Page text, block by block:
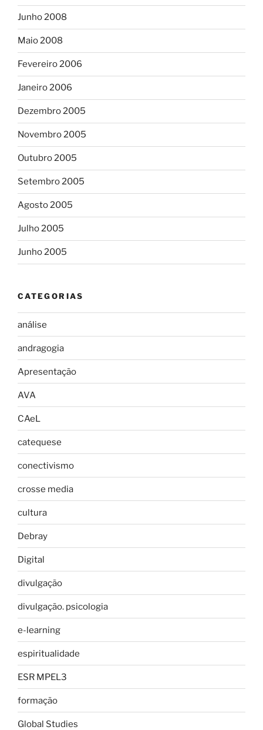
Junho 2008
Maio 2008
Fevereiro 2006
Janeiro 2006
Dezembro 2005
Novembro 2005
Outubro 2005
Setembro 2005
Agosto 2005
Julho 2005
Junho 2005
CATEGORIAS
análise
andragogia
Apresentação
AVA
CAeL
catequese
conectivismo
crosse media
cultura
Debray
Digital
divulgação
divulgação. psicologia
e-learning
espiritualidade
ESR MPEL3
formação
Global Studies